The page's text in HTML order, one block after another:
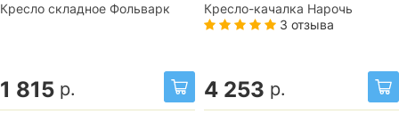
Кресло складное Фольварк
1 815 р.
Кресло-качалка Нарочь
3 отзыва
4 253 р.